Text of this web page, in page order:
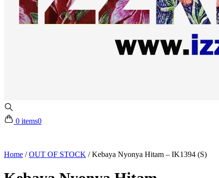
0 items0
Home /OUT OF STOCK /Kebaya Nyonya Hitam – IK1394 (S)